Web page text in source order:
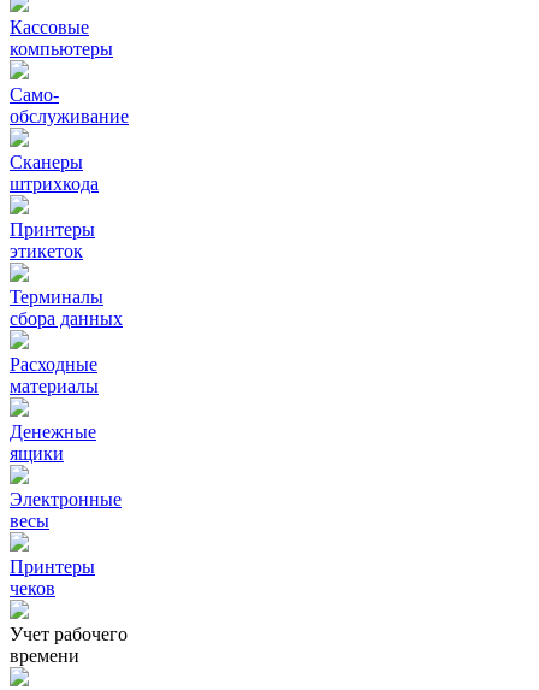
Кассовые
компьютеры
Само-
обслуживание
Сканеры
штрихкода
Принтеры
этикеток
Терминалы
сбора данных
Расходные
материалы
Денежные
ящики
Электронные
весы
Принтеры
чеков
Учет рабочего
времени